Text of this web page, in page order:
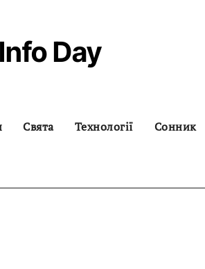
Info Day
Свята Технології Сонник